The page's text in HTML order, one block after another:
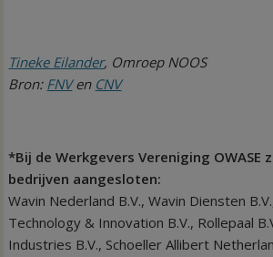
Tineke Eilander, Omroep NOOS
Bron: FNVen CNV
*Bij de Werkgevers Vereniging OWASE
bedrijven aangesloten:
Wavin Nederland B.V., Wavin Diensten
Technology & Innovation B.V., Rollepaal
Industries B.V., Schoeller Allibert